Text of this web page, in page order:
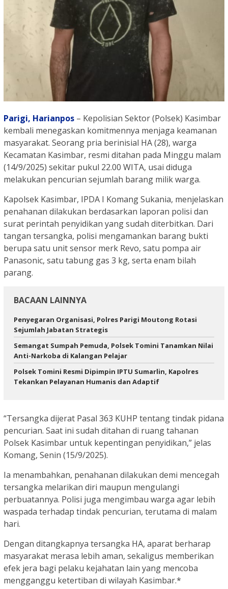
Parigi, Harianpos – Kepolisian Sektor (Polsek) Kasimbar
kembali menegaskan komitmennya menjaga keamanan
masyarakat. Seorang pria berinisial HA (28), warga
Kecamatan Kasimbar, resmi ditahan pada Minggu malam
(14/9/2025) sekitar pukul 22.00 WITA, usai diduga
melakukan pencurian sejumlah barang milik warga.
Kapolsek Kasimbar, IPDA I Komang Sukania, menjelaskan
penahanan dilakukan berdasarkan laporan polisi dan
surat perintah penyidikan yang sudah diterbitkan. Dari
tangan tersangka, polisi mengamankan barang bukti
berupa satu unit sensor merk Revo, satu pompa air
Panasonic, satu tabung gas 3 kg, serta enam bilah
parang.
BACAAN LAINNYA
Penyegaran Organisasi, Polres Parigi Moutong Rotasi
Sejumlah Jabatan Strategis
Semangat Sumpah Pemuda, Polsek Tomini Tanamkan Nilai
Anti-Narkoba di Kalangan Pelajar
Polsek Tomini Resmi Dipimpin IPTU Sumarlin, Kapolres
Tekankan Pelayanan Humanis dan Adaptif
“Tersangka dijerat Pasal 363 KUHP tentang tindak pidana
pencurian. Saat ini sudah ditahan di ruang tahanan
Polsek Kasimbar untuk kepentingan penyidikan,” jelas
Komang, Senin (15/9/2025).
Ia menambahkan, penahanan dilakukan demi mencegah
tersangka melarikan diri maupun mengulangi
perbuatannya. Polisi juga mengimbau warga agar lebih
waspada terhadap tindak pencurian, terutama di malam
hari.
Dengan ditangkapnya tersangka HA, aparat berharap
masyarakat merasa lebih aman, sekaligus memberikan
efek jera bagi pelaku kejahatan lain yang mencoba
mengganggu ketertiban di wilayah Kasimbar.*